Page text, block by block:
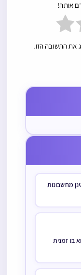
אותה!
את התשובה הזו.
חשמלי
רעש
האם
מחשבונות
בו זמנית